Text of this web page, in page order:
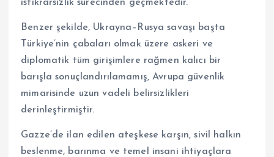
istikrarsızlık sürecinden geçmektedir.
Benzer şekilde, Ukrayna–Rusya savaşı başta
Türkiye’nin çabaları olmak üzere askeri ve
diplomatik tüm girişimlere rağmen kalıcı bir
barışla sonuçlandırılamamış, Avrupa güvenlik
mimarisinde uzun vadeli belirsizlikleri
derinleştirmiştir.
Gazze’de ilan edilen ateşkese karşın, sivil halkın
beslenme, barınma ve temel insani ihtiyaçlara